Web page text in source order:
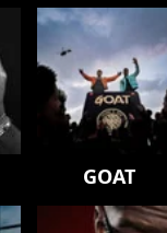
GOAT